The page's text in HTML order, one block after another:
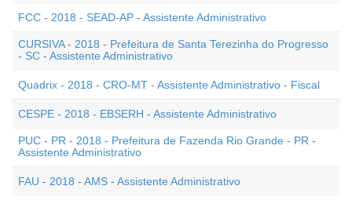
FCC - 2018 - SEAD-AP - Assistente Administrativo
CURSIVA - 2018 - Prefeitura de Santa Terezinha do Progresso
- SC - Assistente Administrativo
Quadrix - 2018 - CRO-MT - Assistente Administrativo - Fiscal
CESPE - 2018 - EBSERH - Assistente Administrativo
PUC - PR - 2018 - Prefeitura de Fazenda Rio Grande - PR -
Assistente Administrativo
FAU - 2018 - AMS - Assistente Administrativo